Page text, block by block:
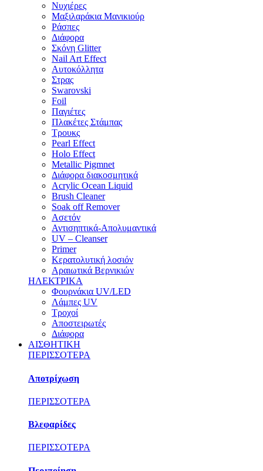
Νυχιέρες
Μαξιλαράκια Μανικιούρ
Ράσπες
Διάφορα
Σκόνη Glitter
Nail Art Effect
Αυτοκόλλητα
Στρας
Swarovski
Foil
Παγιέτες
Πλακέτες Στάμπας
Τρουκς
Pearl Effect
Holo Effect
Metallic Pigmnet
Διάφορα διακοσμητικά
Acrylic Ocean Liquid
Brush Cleaner
Soak off Remover
Ασετόν
Αντισηπτικά-Απολυμαντικά
UV – Cleanser
Primer
Κερατολυτική λοσιόν
Αραιωτικά Βερνικιών
ΗΛΕΚΤΡΙΚΑ
Φουρνάκια UV/LED
Λάμπες UV
Τροχοί
Αποστειρωτές
Διάφορα
ΑΙΣΘΗΤΙΚΗ
ΠΕΡΙΣΣΟΤΕΡΑ
Αποτρίχωση
ΠΕΡΙΣΣΟΤΕΡΑ
Βλεφαρίδες
ΠΕΡΙΣΣΟΤΕΡΑ